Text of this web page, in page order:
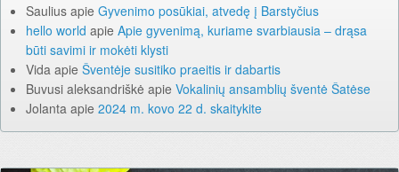
Saulius apie Gyvenimo posūkiai, atvedę į Barstyčius
hello world apie Apie gyvenimą, kuriame svarbiausia – drąsa
būti savimi ir mokėti klysti
Vida apie Šventėje susitiko praeitis ir dabartis
Buvusi aleksandriškė apie Vokalinių ansamblių šventė Šatėse
Jolanta apie 2024 m. kovo 22 d. skaitykite